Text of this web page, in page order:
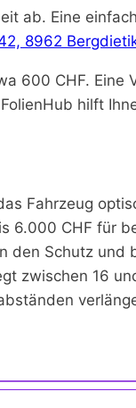
ab. Eine
8962
600 CHF.
hilft
Fahrzeug
6.000 CHF für
den Schutz und
zwischen 16